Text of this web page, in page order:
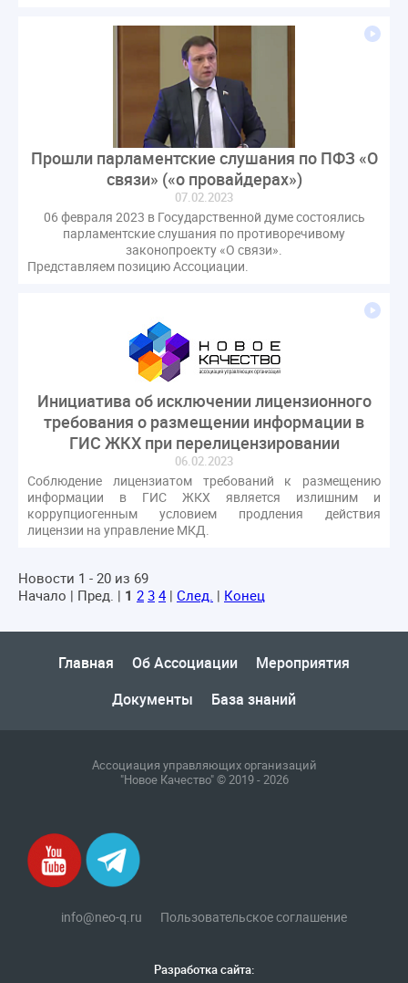
Прошли парламентские слушания по ПФЗ «О
связи» («о провайдерах»)
07.02.2023
06 февраля 2023 в Государственной думе состоялись
парламентские слушания по противоречивому
законопроекту «О связи».
Представляем позицию Ассоциации.
Инициатива об исключении лицензионного
требования о размещении информации в
ГИС ЖКХ при перелицензировании
06.02.2023
Соблюдение лицензиатом требований к размещению
информации в ГИС ЖКХ является излишним и
коррупциогенным условием продления действия
лицензии на управление МКД.
Новости 1 - 20 из 69
Начало | Пред. | 1 2 3 4| След. | Конец
Главная Об Ассоциации
Мероприятия
Документы
База знаний
Ассоциация управляющих организаций
"Новое Качество" © 2019 - 2026
info@neo-q.ru Пользовательское соглашение
Разработка сайта: